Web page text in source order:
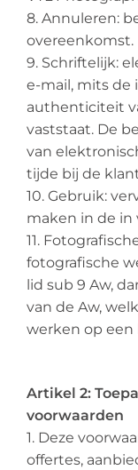
8. Annuleren:
overeenkomst.
9. Schriftelijk:
e-mail, mits de
authenticiteit
vaststaat. De
van
tijde bij de
10. Gebruik:
maken in de in
11.
fotografische
lid sub 9 Aw,
van de Aw,
werken op
Artikel 2:
voorwaarden
1. Deze
offertes,